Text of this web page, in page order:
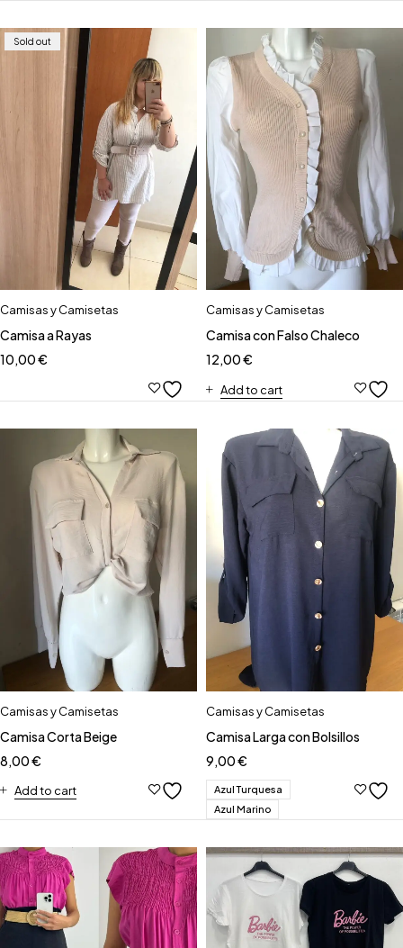
Sold out
Camisas y Camisetas
Camisa a Rayas
10,00€
Camisas y Camisetas
Camisa con Falso Chaleco
12,00€
Add to cart
Camisas y Camisetas
Camisa Corta Beige
8,00€
Add to cart
Camisas y Camisetas
Camisa Larga con Bolsillos
9,00€
Azul Turquesa
Azul Marino